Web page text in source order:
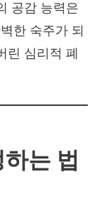
공감 능력은
한 숙주가 되
린 심리적 폐
는 법